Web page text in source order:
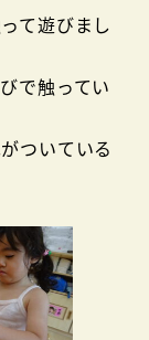
て遊びまし
で触ってい
ついている